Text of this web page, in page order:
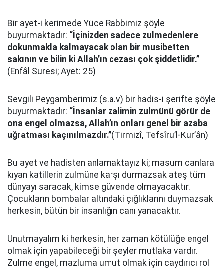
Bir ayet-i kerimede Yüce Rabbimiz şöyle
buyurmaktadır: “İçinizden sadece zulmedenlere
dokunmakla kalmayacak olan bir musibetten
sakının ve bilin ki Allah’ın cezası çok şiddetlidir.”
(Enfâl Suresi; Ayet: 25)
Sevgili Peygamberimiz (s.a.v) bir hadis-i şerifte şöyle
buyurmaktadır: “İnsanlar zalimin zulmünü görür de
ona engel olmazsa, Allah’ın onları genel bir azaba
uğratması kaçınılmazdır.”(Tirmizî, Tefsîru’l-Kur’ân)
Bu ayet ve hadisten anlamaktayız ki; masum canlara
kıyan katillerin zulmüne karşı durmazsak ateş tüm
dünyayı saracak, kimse güvende olmayacaktır.
Çocukların bombalar altındaki çığlıklarını duymazsak
herkesin, bütün bir insanlığın canı yanacaktır.
Unutmayalım ki herkesin, her zaman kötülüğe engel
olmak için yapabileceği bir şeyler mutlaka vardır.
Zulme engel, mazluma umut olmak için caydırıcı rol